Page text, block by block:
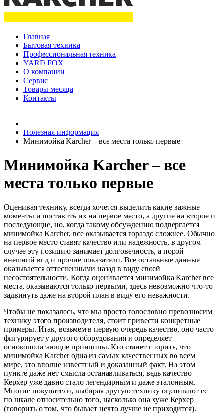
Главная
Бытовая техника
Профессиональная техника
YARD FOX
О компании
Сервис
Товары месяца
Контакты
Полезная информация
Минимойка Karcher – все места только первые
Минимойка Karcher – все
места только первые
Оценивая технику, всегда хочется выделить какие важные
моменты и поставить их на первое место, а другие на второе и
последующие, но, когда такому обсуждению подвергается
минимойка Karcher, все оказывается гораздо сложнее. Обычно
на первое место ставят качество или надежность, в другом
случае эту позицию занимает долговечность, а порой
внешний вид и прочие показатели. Все остальные данные
оказывается оттесненными назад в виду своей
несостоятельности. Когда оценивается минимойка Karcher все
места, оказываются только первыми, здесь невозможно что-то
задвинуть даже на второй план в виду его неважности.
Чтобы не показалось, что мы просто голословно превозносим
технику этого производителя, стоит привести конкретные
примеры. Итак, возьмем в первую очередь качество, оно часто
фигурирует у другого оборудования и определяет
основополагающие принципы. Кто станет спорить, что
минимойка Karcher одна из самых качественных во всем
мире, это вполне известный и доказанный факт. На этом
пункте даже нет смысла останавливаться, ведь качество
Керхер уже давно стало легендарным и даже эталонным.
Многие покупатели, выбирая другую технику оценивают ее
по шкале относительно того, насколько она хуже Керхер
(говорить о том, что бывает нечто лучше не приходится).